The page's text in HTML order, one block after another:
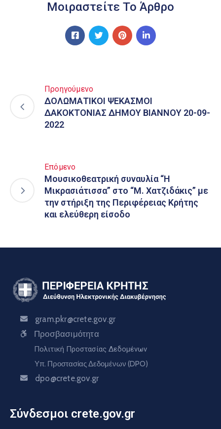
Μοιραστείτε Το Άρθρο
Προηγούμενο
ΔΟΛΩΜΑΤΙΚΟΙ ΨΕΚΑΣΜΟΙ
ΔΑΚΟΚΤΟΝΙΑΣ ΔΗΜΟΥ ΒΙΑΝΝΟΥ 20-09-
2022
Επόμενο
Μουσικοθεατρική συναυλία “Η
Μικρασιάτισσα” στο “Μ. Χατζιδάκις” με
την στήριξη της Περιφέρειας Κρήτης
και ελεύθερη είσοδο
gram.pkr@crete.gov.gr
Προσβασιμότητα
Πολιτική Προστασίας Δεδομένων
Υπ. Προστασίας Δεδομένων (DPO)
dpo@crete.gov.gr
Σύνδεσμοι crete.gov.gr